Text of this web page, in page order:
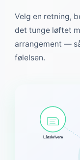
Velg en retning,
det tunge løftet
arrangement —
følelsen.
Låtskrivere